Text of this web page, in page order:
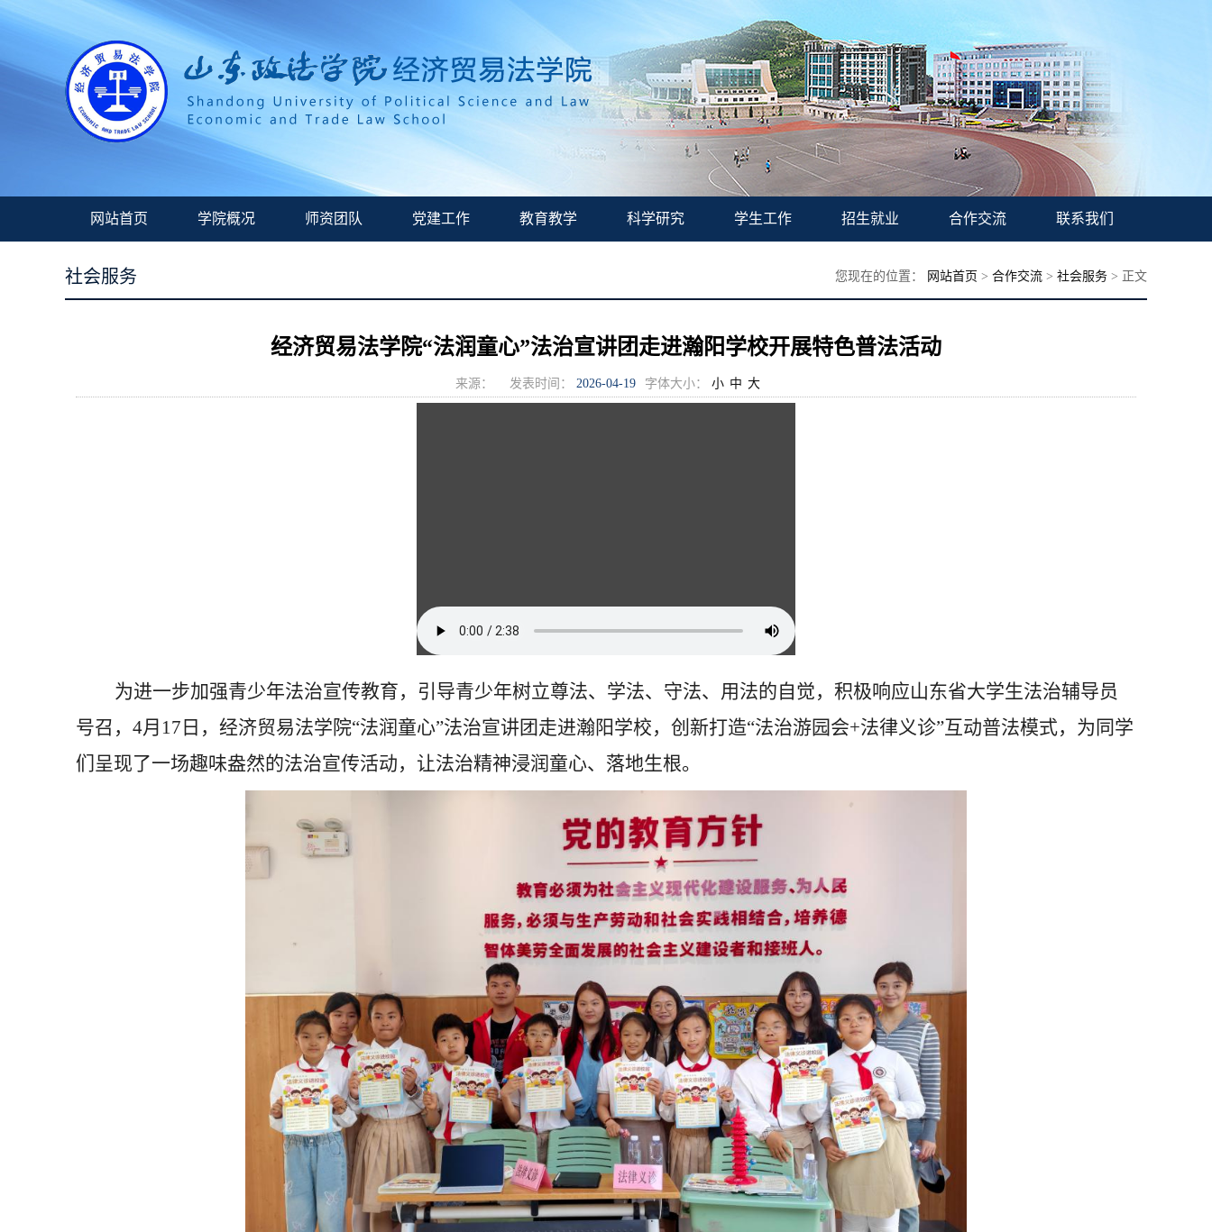
网站首页 学院概况 师资团队 党建工作 教育教学 科学研究 学生工作 招生就业 合作交流 联系我们
社会服务 您现在的位置： 网站首页 > 合作交流 > 社会服务 > 正文
经济贸易法学院“法润童心”法治宣讲团走进瀚阳学校开展特色普法活动
来源： 发表时间： 2026-04-19 字体大小： 小 中 大
为进一步加强青少年法治宣传教育，引导青少年树立尊法、学法、守法、用法的自觉，积极响应山东省大学生法治辅导员
号召， 4月 17 日，经济贸易法学院“法润童心”法治宣讲团走进瀚阳学校，创新打造“法治游园会+法律义诊”互动普法模式，为同学
们呈现了一场趣味盎然的法治宣传活动，让法治精神浸润童心、落地生根。